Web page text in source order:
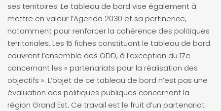
ses territoires. Le tableau de bord vise également à
mettre en valeur l’Agenda 2030 et sa pertinence,
notamment pour renforcer la cohérence des politiques
territoriales. Les 15 fiches constituant le tableau de bord
couvrent l’ensemble des ODD, à l’exception du 17e
concernant les « partenariats pour la réalisation des
objectifs ». L’objet de ce tableau de bord n’est pas une
évaluation des politiques publiques concernant la
région Grand Est. Ce travail est le fruit d’un partenariat